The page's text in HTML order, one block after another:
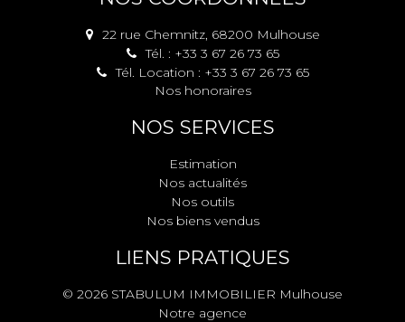
22 rue Chemnitz, 68200 Mulhouse
Tél. : +33 3 67 26 73 65
Tél. Location : +33 3 67 26 73 65
Nos honoraires
NOS SERVICES
Estimation
Nos actualités
Nos outils
Nos biens vendus
LIENS PRATIQUES
© 2026 STABULUM IMMOBILIER Mulhouse
Notre agence